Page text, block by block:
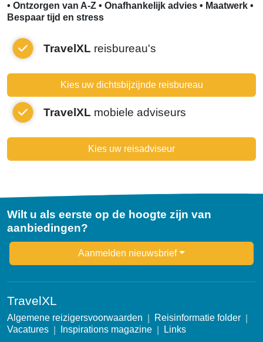
• Ontzorgen van A-Z • Onafhankelijk advies • Maatwerk •
Bespaar tijd en stress
TravelXL reisbureau's
Kies uw dichtsbijzijnde reisbureau
TravelXL mobiele adviseurs
Kies uw reisadviseur
Wilt u als eerste op de hoogte zijn van
aanbiedingen?
Newsletter Aanmelden nieuwsbrief
TravelXL
Algemene reizigersvoorwaarden
Reisinformatie folder
Vacatures
Inspirations magazine Links